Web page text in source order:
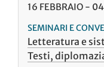
16 FEBBRAIO - 04
SEMINARI E
Letteratura e
Testi,